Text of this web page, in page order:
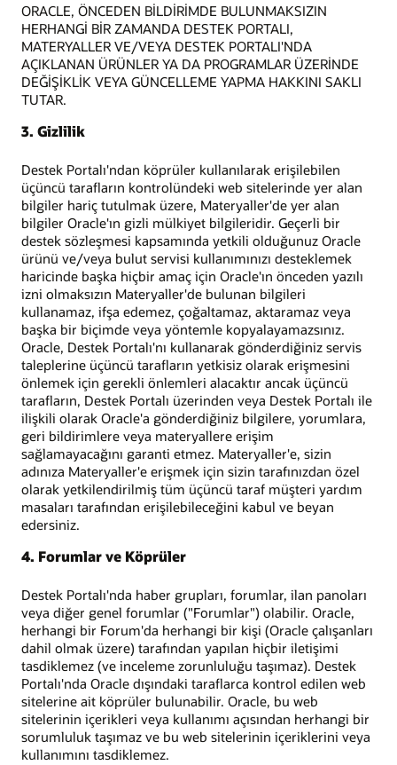
ORACLE, ÖNCEDEN BİLDİRİMDE BULUNMAKSIZIN
HERHANGİ BİR ZAMANDA DESTEK PORTALI,
MATERYALLER VE/VEYA DESTEK PORTALI'NDA
AÇIKLANAN ÜRÜNLER YA DA PROGRAMLAR ÜZERİNDE
DEĞİŞİKLİK VEYA GÜNCELLEME YAPMA HAKKINI SAKLI
TUTAR.
3. Gizlilik
Destek Portalı'ndan köprüler kullanılarak erişilebilen
üçüncü tarafların kontrolündeki web sitelerinde yer alan
bilgiler hariç tutulmak üzere, Materyaller'de yer alan
bilgiler Oracle'ın gizli mülkiyet bilgileridir. Geçerli bir
destek sözleşmesi kapsamında yetkili olduğunuz Oracle
ürünü ve/veya bulut servisi kullanımınızı desteklemek
haricinde başka hiçbir amaç için Oracle'ın önceden yazılı
izni olmaksızın Materyaller'de bulunan bilgileri
kullanamaz, ifşa edemez, çoğaltamaz, aktaramaz veya
başka bir biçimde veya yöntemle kopyalayamazsınız.
Oracle, Destek Portalı'nı kullanarak gönderdiğiniz servis
taleplerine üçüncü tarafların yetkisiz olarak erişmesini
önlemek için gerekli önlemleri alacaktır ancak üçüncü
tarafların, Destek Portalı üzerinden veya Destek Portalı ile
ilişkili olarak Oracle'a gönderdiğiniz bilgilere, yorumlara,
geri bildirimlere veya materyallere erişim
sağlamayacağını garanti etmez. Materyaller'e, sizin
adınıza Materyaller'e erişmek için sizin tarafınızdan özel
olarak yetkilendirilmiş tüm üçüncü taraf müşteri yardım
masaları tarafından erişilebileceğini kabul ve beyan
edersiniz.
4. Forumlar ve Köprüler
Destek Portalı'nda haber grupları, forumlar, ilan panoları
veya diğer genel forumlar ("Forumlar") olabilir. Oracle,
herhangi bir Forum'da herhangi bir kişi (Oracle çalışanları
dahil olmak üzere) tarafından yapılan hiçbir iletişimi
tasdiklemez (ve inceleme zorunluluğu taşımaz). Destek
Portalı'nda Oracle dışındaki taraflarca kontrol edilen web
sitelerine ait köprüler bulunabilir. Oracle, bu web
sitelerinin içerikleri veya kullanımı açısından herhangi bir
sorumluluk taşımaz ve bu web sitelerinin içeriklerini veya
kullanımını tasdiklemez.